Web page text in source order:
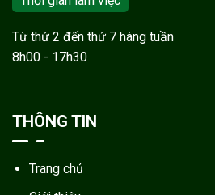
Từ thứ 2 đến thứ 7 hàng tuần
8h00 - 17h30
THÔNG TIN
Trang chủ